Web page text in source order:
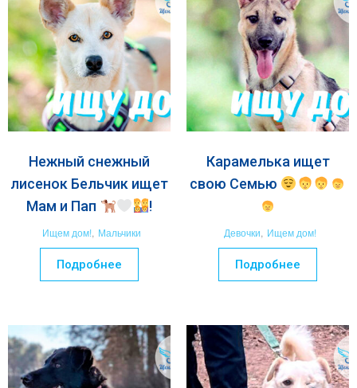
Нежный снежный
лисенок Бельчик ищет
Мам и Пап
!
Ищем дом!, Мальчики
Подробнее
Карамелька ищет
свою Семью
Девочки, Ищем дом!
Подробнее